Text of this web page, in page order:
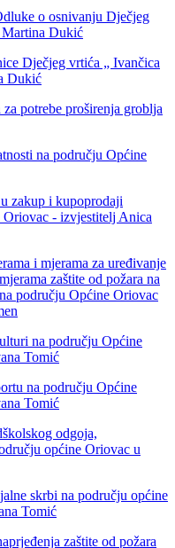
o osnivanju Dječjeg
Dukić
Dječjeg vrtića „ Ivančica
Dukić
potrebe proširenja groblja
na području Općine
zakup i kupoprodaji
Oriovac - izvjestitelj Anica
i mjerama za uređivanje
zaštite od požara na
području Općine Oriovac
na području Općine
Tomić
na području Općine
Tomić
odgoja,
općine Oriovac u
skrbi na području općine
Tomić
zaštite od požara